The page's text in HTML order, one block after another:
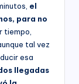
el
para no
tiempo,
tal vez
esa
llegadas